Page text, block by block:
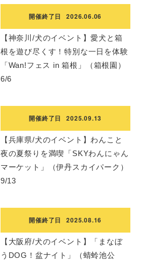
開催終了日 2026.06.06
【神奈川/犬のイベント】愛犬と箱
根を遊び尽くす！特別な一日を体験
「Wan!フェス in 箱根」（箱根園）
6/6
開催終了日 2025.09.13
【兵庫県/犬のイベント】わんこと
夜の夏祭りを満喫「SKYわんにゃん
マーケット」（伊丹スカイパーク）
9/13
開催終了日 2025.08.16
【大阪府/犬のイベント】「まなぼ
うDOG！盆ナイト」（蜻蛉池公